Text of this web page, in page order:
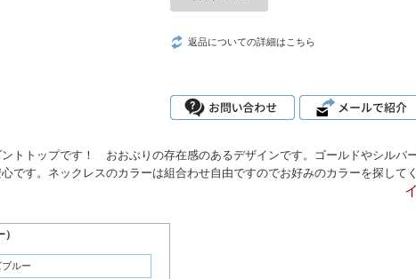
返品についての詳細はこちら
トトップです！ おおぶりの存在感のあるデザインです。ゴールドやシルバ
です。ネックレスのカラーは組合わせ自由ですのでお好みのカラーを探してく
ルー